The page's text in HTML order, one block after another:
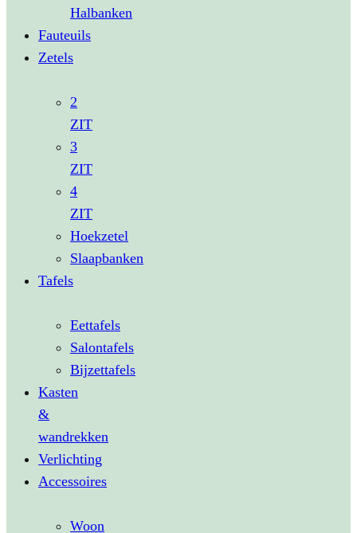
Halbanken
Fauteuils
Zetels
2
ZIT
3
ZIT
4
ZIT
Hoekzetel
Slaapbanken
Tafels
Eettafels
Salontafels
Bijzettafels
Kasten
&
wandrekken
Verlichting
Accessoires
Woon